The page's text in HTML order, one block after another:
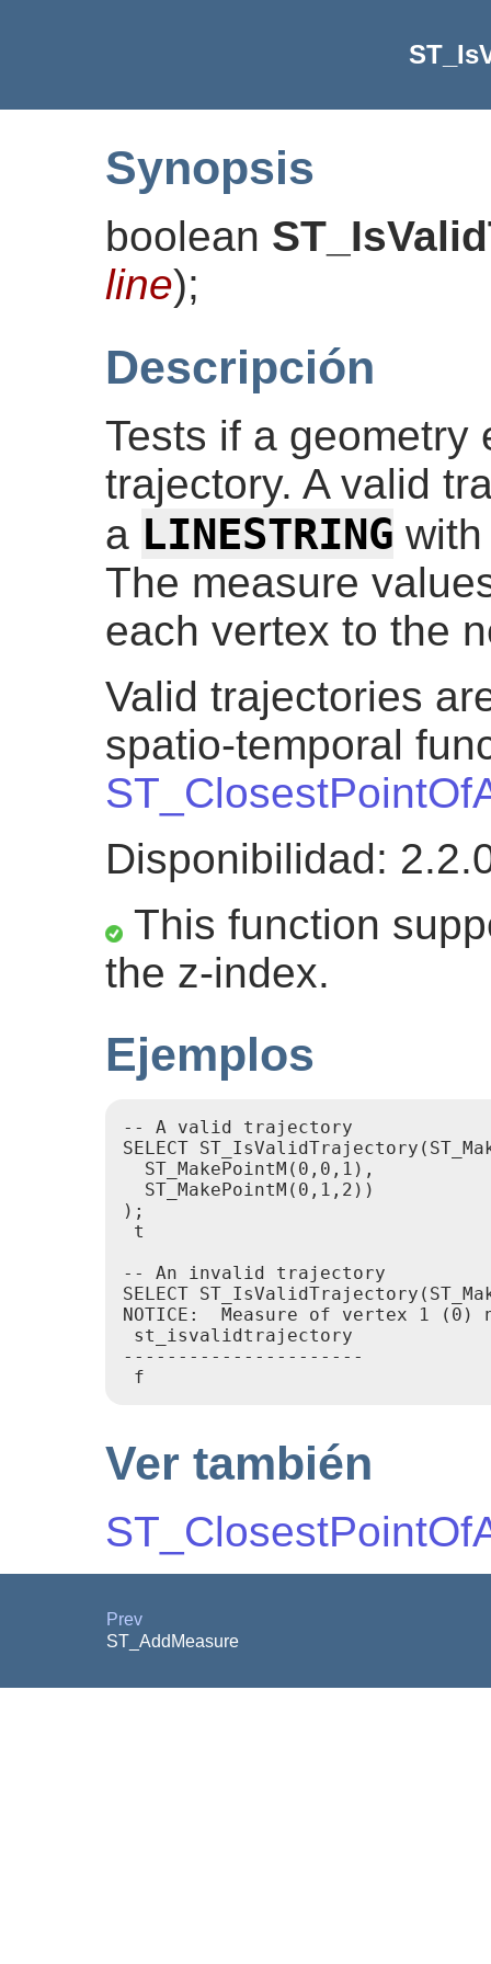
Synopsis
boolean
line);
Descripción
Tests if a geometry
trajectory. A valid
a LINESTRING
The measure
each vertex to the
Valid trajectories
spatio-temporal
Disponibilidad:
This function
the z-index.
Ejemplos
-- A valid trajectory
SELECT
  ST_MakePointM(0,0,1),
  ST_MakePointM(0,1,2))
);
t
-- An invalid trajectory
SELECT
NOTICE:  Measure of vertex 1
st_isvalidtrajectory
----------------------
Ver también
Prev
ST_AddMeasure